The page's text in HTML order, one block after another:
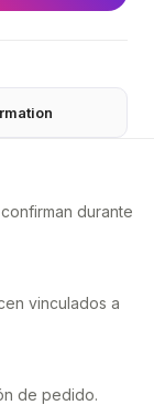
durante
vinculados a
de pedido.